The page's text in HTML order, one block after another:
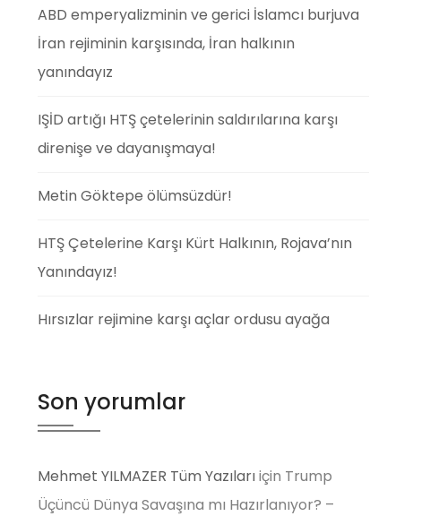
ABD emperyalizminin ve gerici İslamcı burjuva
İran rejiminin karşısında, İran halkının
yanındayız
IŞİD artığı HTŞ çetelerinin saldırılarına karşı
direnişe ve dayanışmaya!
Metin Göktepe ölümsüzdür!
HTŞ Çetelerine Karşı Kürt Halkının, Rojava’nın
Yanındayız!
Hırsızlar rejimine karşı açlar ordusu ayağa
Son yorumlar
Mehmet YILMAZER Tüm Yazılarıiçin Trump
Üçüncü Dünya Savaşına mı Hazırlanıyor? –